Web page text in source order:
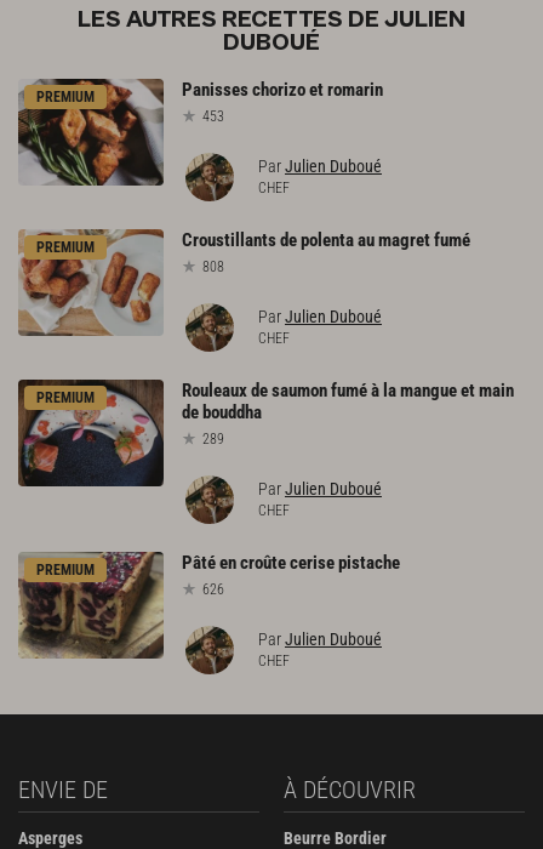
LES AUTRES RECETTES DE JULIEN
DUBOUÉ
PREMIUM Panisseschorizoetromarin
453
ParJulien Duboué
CHEF
PREMIUM Croustillantsdepolentaaumagretfumé
808
ParJulien Duboué
CHEF
PREMIUM Rouleauxdesaumonfuméà lamangueetmain
de bouddha
289
ParJulien Duboué
CHEF
PREMIUM Pâtéencroûtecerisepistache
626
ParJulien Duboué
CHEF
ENVIE DE
Asperges
À DÉCOUVRIR
Beurre Bordier